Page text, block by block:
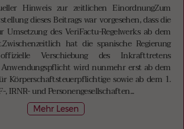
Hinweis zur zeitlichen EinordnungZum
dieses Beitrags war vorgesehen, dass die
Umsetzung des VeriFactu-Regelwerks ab dem
hat die spanische Regierung
Verschiebung des Inkrafttretens
Anwendungspflicht wird nunmehr erst ab dem
Körperschaftsteuerpflichtige sowie ab dem 1.
, IRNR- und Personengesellschaften...
Mehr Lesen